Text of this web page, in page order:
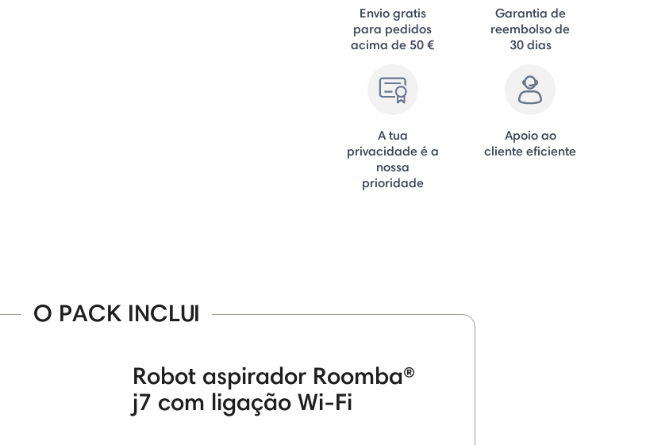
Envio gratis
para pedidos
acima de 50 €
Garantia de
reembolso de
30 dias
A tua
privacidade é a
nossa
prioridade
Apoio ao
cliente eficiente
O PACK INCLUI
Robot aspirador Roomba®
j7 com ligação Wi-Fi